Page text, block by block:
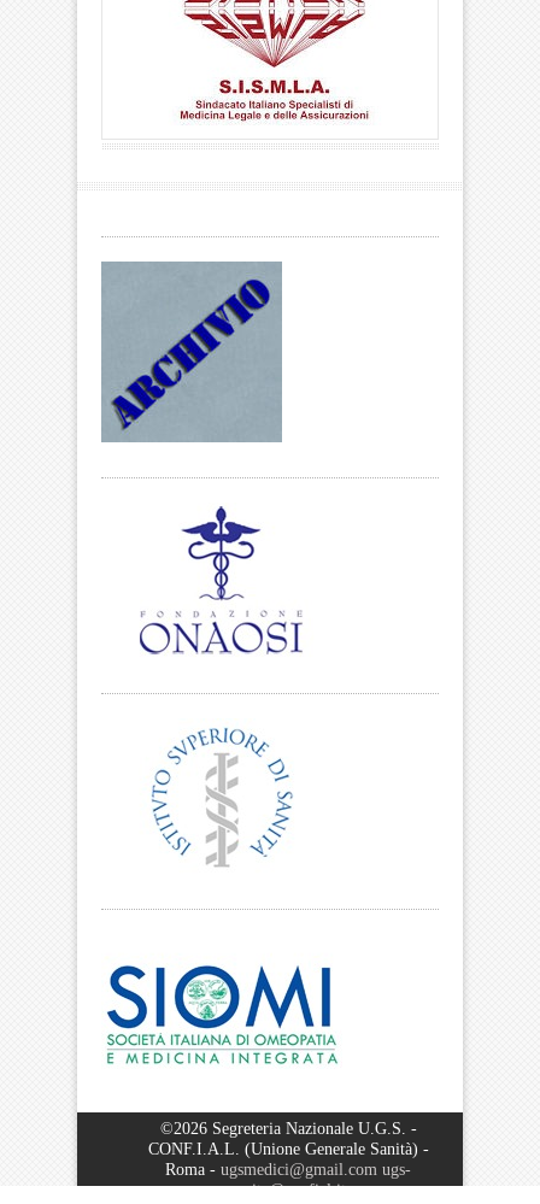
©2026 Segreteria Nazionale U.G.S. -
CONF.I.A.L. (Unione Generale Sanità) -
Roma - ugsmedici@gmail.com ugs-
sanita@confial.it